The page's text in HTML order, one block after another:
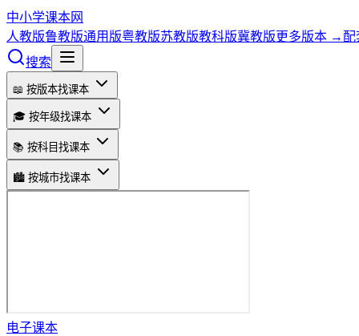
中小学课本网
人教版鲁教版通用版粤教版苏教版教科版冀教版更多版本 → 配
搜索
📖 按版本找课本
🎓 按年级找课本
📚 按科目找课本
🏙️ 按城市找课本
电子课本